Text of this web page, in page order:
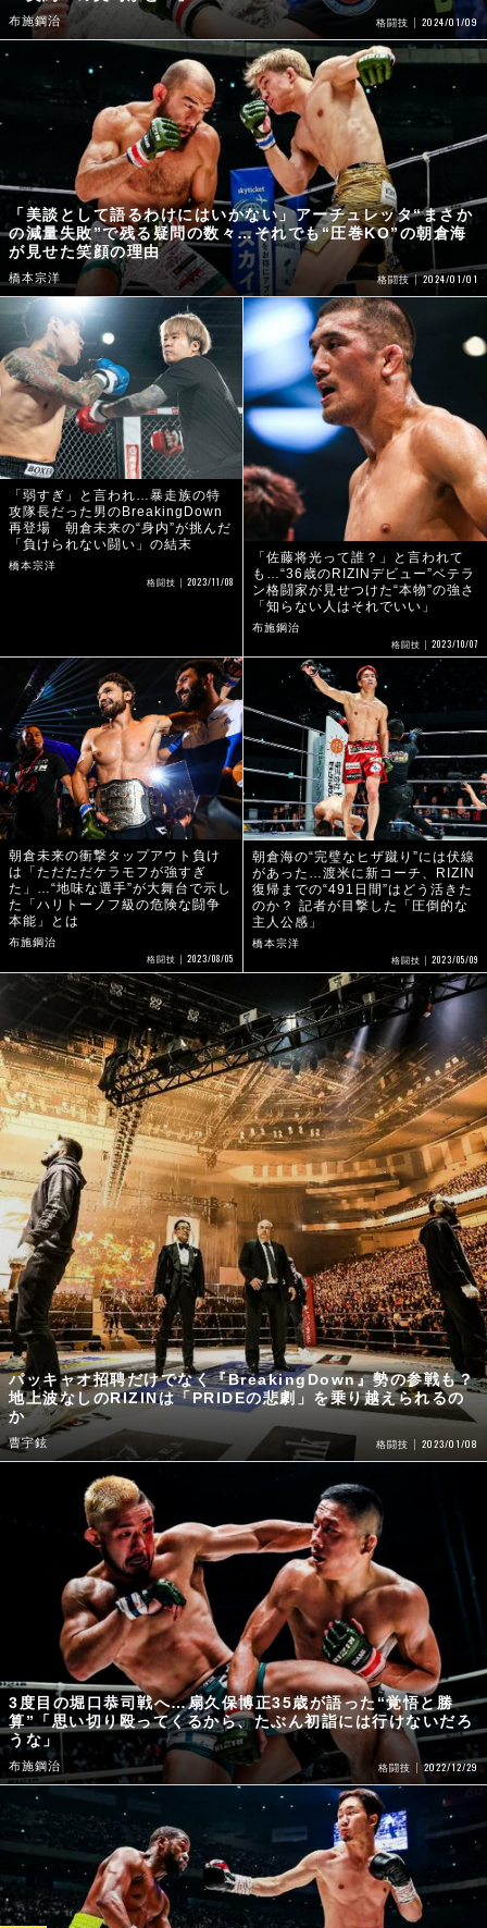
布施鋼治 格闘技 2024/01/09
「美談として語るわけにはいかない」アーチュレッタ“まさか
の減量失敗”で残る疑問の数々…それでも“圧巻KO”の朝倉海
が見せた笑顔の理由
橋本宗洋 格闘技 2024/01/01
「弱すぎ」と言われ…暴走族の特
攻隊長だった男のBreakingDown
再登場 朝倉未来の“身内”が挑んだ
「負けられない闘い」の結末
橋本宗洋
格闘技 2023/11/08
「佐藤将光って誰？」と言われて
も…“36歳のRIZINデビュー”ベテラ
ン格闘家が見せつけた“本物”の強さ
「知らない人はそれでいい」
布施鋼治
格闘技 2023/10/07
朝倉未来の衝撃タップアウト負け
は「ただただケラモフが強すぎ
た」…“地味な選手”が大舞台で示し
た「ハリトーノフ級の危険な闘争
本能」とは
布施鋼治
格闘技 2023/08/05
朝倉海の“完璧なヒザ蹴り”には伏線
があった…渡米に新コーチ、RIZIN
復帰までの“491日間”はどう活きた
のか？ 記者が目撃した「圧倒的な
主人公感」
橋本宗洋
格闘技 2023/05/09
パッキャオ招聘だけでなく『BreakingDown』勢の参戦も？
地上波なしのRIZINは「PRIDEの悲劇」を乗り越えられるの
か
曹宇鉉 格闘技 2023/01/08
3度目の堀口恭司戦へ…扇久保博正35歳が語った“覚悟と勝
算”「思い切り殴ってくるから、たぶん初詣には行けないだろ
うな」
布施鋼治 格闘技 2022/12/29